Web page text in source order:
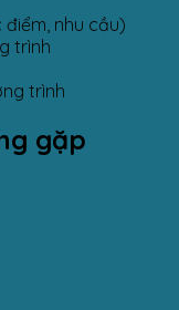
nhu cầu)
trình
trình
gặp